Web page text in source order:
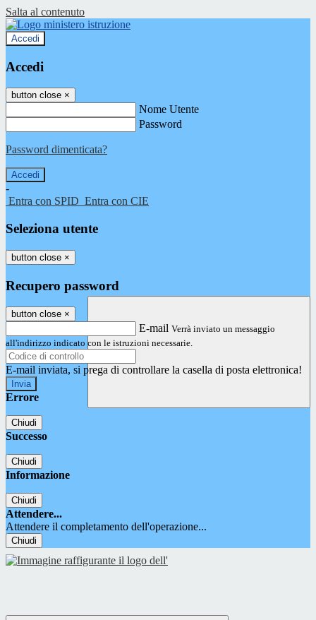
Salta al contenuto
Accedi
Accedi
button close ×
Nome Utente
Password
Password dimenticata?
-
Entra con SPID Entra con CIE
Seleziona utente
button close ×
Recupero password
button close ×
E-mail Verrà inviato un messaggio
all'indirizzo indicato con le istruzioni necessarie.
E-mail inviata, si prega di controllare la casella di posta elettronica!
Errore
Chiudi
Successo
Chiudi
Informazione
Chiudi
Attendere...
Attendere il completamento dell'operazione...
Chiudi